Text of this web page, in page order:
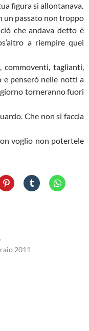
figura si allontanava.
un passato non troppo
che andava detto è
a riempire quei
commoventi, taglianti,
e penserò nelle notti a
torneranno fuori
Che non si faccia
voglio non potertele
2011